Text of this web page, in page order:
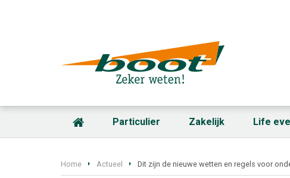
Particulier Zakelijk Life
Home Actueel Dit zijn de nieuwe wetten en regels voor